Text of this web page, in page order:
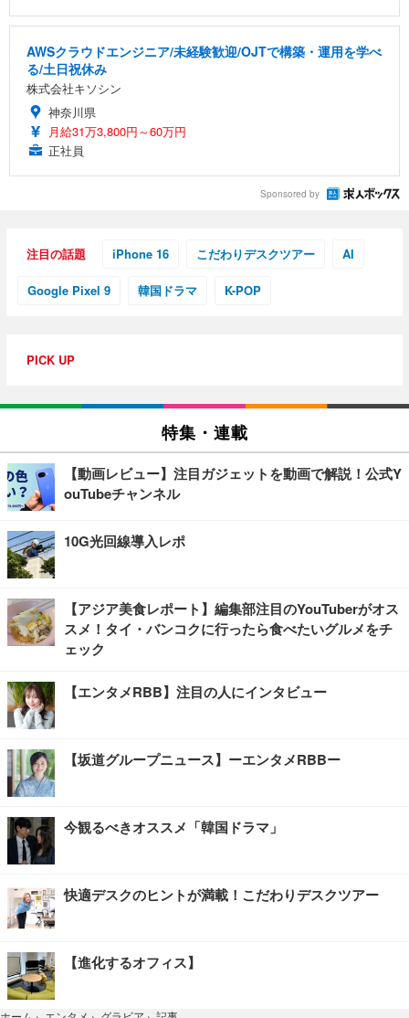
AWSクラウドエンジニア/未経験歓迎/OJTで構築・運用を学べ
る/土日祝休み
株式会社キソシン
神奈川県
月給31万3,800円～60万円
正社員
Sponsored by
注目の話題 iPhone 16 こだわりデスクツアー AI
Google Pixel 9 韓国ドラマ K-POP
PICK UP
特集・連載
【動画レビュー】注目ガジェットを動画で解説！公式Y
ouTubeチャンネル
10G光回線導入レポ
【アジア美食レポート】編集部注目のYouTuberがオス
スメ！タイ・バンコクに行ったら食べたいグルメをチ
ェック
【エンタメRBB】注目の人にインタビュー
【坂道グループニュース】ーエンタメRBBー
今観るべきオススメ「韓国ドラマ」
快適デスクのヒントが満載！こだわりデスクツアー
【進化するオフィス】